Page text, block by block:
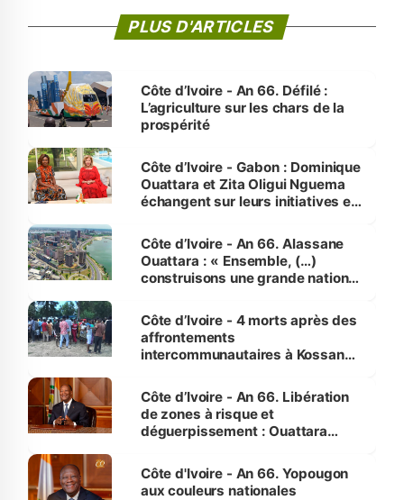
PLUS D'ARTICLES
Côte d’Ivoire - An 66. Défilé :
L’agriculture sur les chars de la
prospérité
Côte d’Ivoire - Gabon : Dominique
Ouattara et Zita Oligui Nguema
échangent sur leurs initiatives en
enfants
Côte d’Ivoire - An 66. Alassane
Ouattara : « Ensemble, (…)
construisons une grande nation
générations futures »
Côte d’Ivoire - 4 morts après des
affrontements
intercommunautaires à Kossandji
milieu des sinistrés
Côte d’Ivoire - An 66. Libération
de zones à risque et
déguerpissement : Ouattara
l'Etat de droit pour préserver les
vies humaines »
Côte d'Ivoire - An 66. Yopougon
aux couleurs nationales